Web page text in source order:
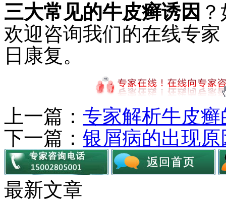
三大常见的牛皮癣诱因
欢迎咨询我们的在线专
日康复。
上一篇： 专家解析牛皮癣
下一篇： 银屑病的出现
最新文章